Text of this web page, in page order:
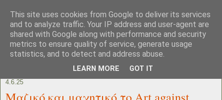
4.6.25
Μαζικό και μαχητικό το Art against
This site uses cookies from Google to deliver its services
and to analyze traffic. Your IP address and user-agent are
shared with Google along with performance and security
metrics to ensure quality of service, generate usage
statistics, and to detect and address abuse.
LEARN MORE GOT IT